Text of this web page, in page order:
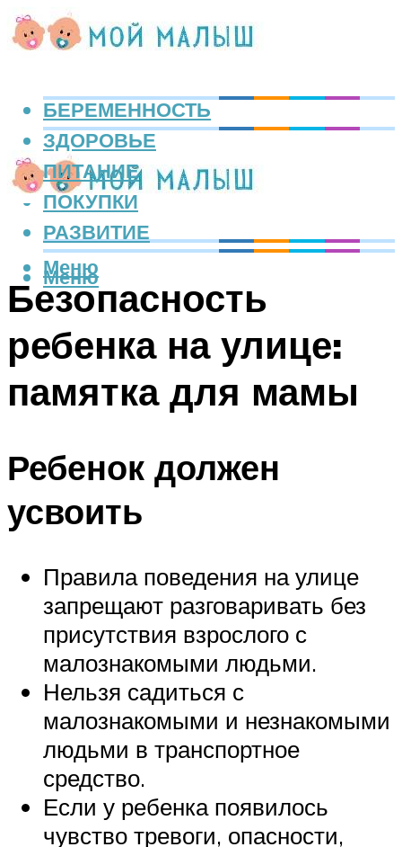
БЕРЕМЕННОСТЬ
ЗДОРОВЬЕ
ПИТАНИЕ
ПОКУПКИ
РАЗВИТИЕ
Меню
Меню
Безопасность
ребенка на улице:
памятка для мамы
Ребенок должен
усвоить
Правила поведения на улице
запрещают разговаривать без
присутствия взрослого с
малознакомыми людьми.
Нельзя садиться с
малознакомыми и незнакомыми
людьми в транспортное
средство.
Если у ребенка появилось
чувство тревоги, опасности,